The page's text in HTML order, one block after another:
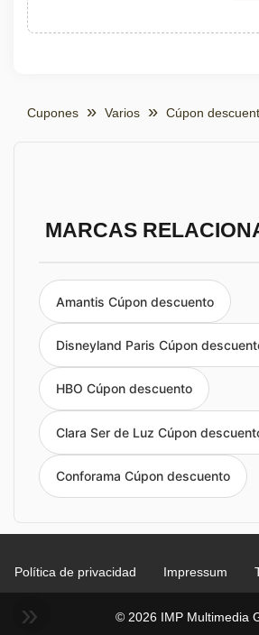
Cupones Varios Cúpon
MARCAS
Amantis Cúpon descuento
Disneyland Paris Cúpon
HBO Cúpon descuento
Clara Ser de Luz Cúpon
Conforama Cúpon descuento
Política de privacidad Impressum
© 2026 IMP Multimedia